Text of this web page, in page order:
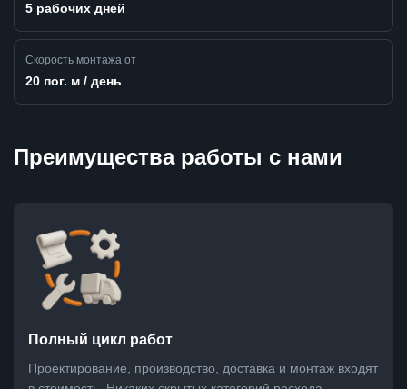
5 рабочих дней
Скорость монтажа от
20 пог. м / день
Преимущества работы с нами
Полный цикл работ
Проектирование, производство, доставка и монтаж входят